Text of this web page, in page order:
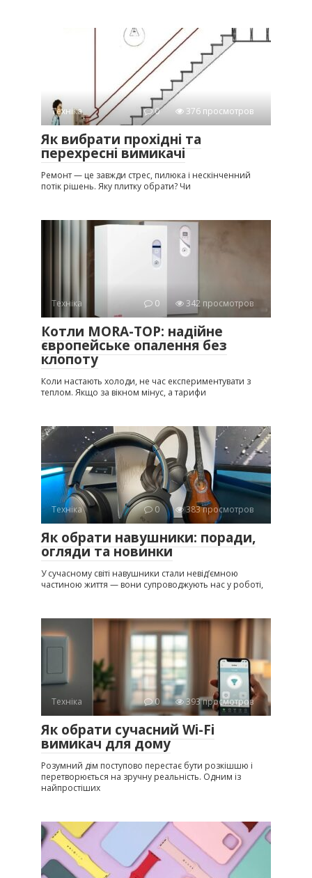
Техніка 0 376 просмотров
Як вибрати прохідні та
перехресні вимикачі
Ремонт — це завжди стрес, пилюка і нескінченний
потік рішень. Яку плитку обрати? Чи
Техніка 0 342 просмотров
Котли MORA-TOP: надійне
європейське опалення без
клопоту
Коли настають холоди, не час експериментувати з
теплом. Якщо за вікном мінус, а тарифи
Техніка 0 383 просмотров
Як обрати навушники: поради,
огляди та новинки
У сучасному світі навушники стали невід’ємною
частиною життя — вони супроводжують нас у роботі,
Техніка 0 393 просмотров
Як обрати сучасний Wi-Fi
вимикач для дому
Розумний дім поступово перестає бути розкішшю і
перетворюється на зручну реальність. Одним із
найпростіших